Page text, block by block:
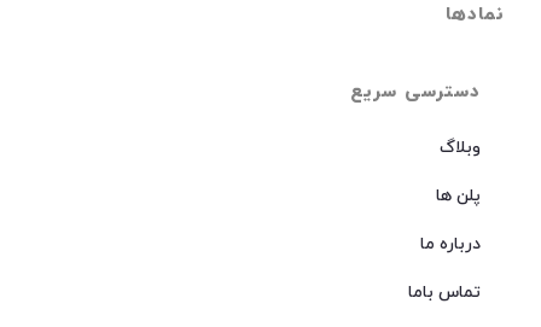
دسترسی سریع
وبلاگ
پلن ها
درباره ما
تماس باما
نمادها